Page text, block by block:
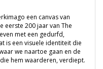
een canvas van
eerste 200 jaar van The
met een gedurfd,
is een visuele identiteit die
we naartoe gaan en de
hem waarderen, verdiept.